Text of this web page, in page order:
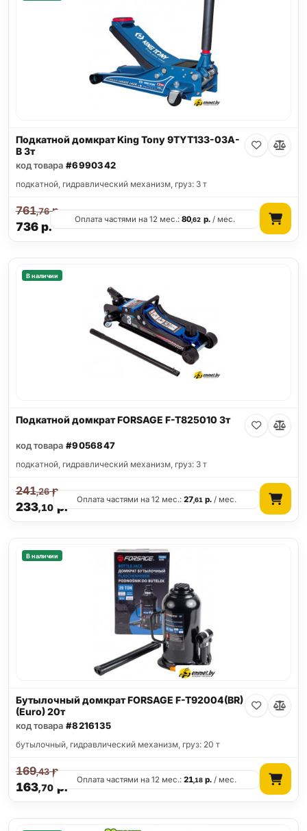
Подкатной домкрат King Tony 9TYT133-03A-
B 3т
код товара #6990342
подкатной, гидравлический механизм, груз: 3 т
736р.
761,76р.
Оплата частями на 12 мес.:80,62 р./ мес.
В наличии
Подкатной домкрат FORSAGE F-T825010 3т
код товара #9056847
подкатной, гидравлический механизм, груз: 3 т
233,10р.
241,26р.
Оплата частями на 12 мес.:27,61 р. / мес.
В наличии
Бутылочный домкрат FORSAGE F-T92004(BR)
(Euro) 20т
код товара #8216135
бутылочный, гидравлический механизм, груз: 20 т
163,70р.
169,43р.
Оплата частями на 12 мес.:21,18 р. / мес.